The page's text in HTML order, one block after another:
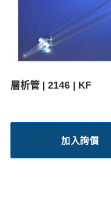
層析管 | 2146 | KF
加入詢價